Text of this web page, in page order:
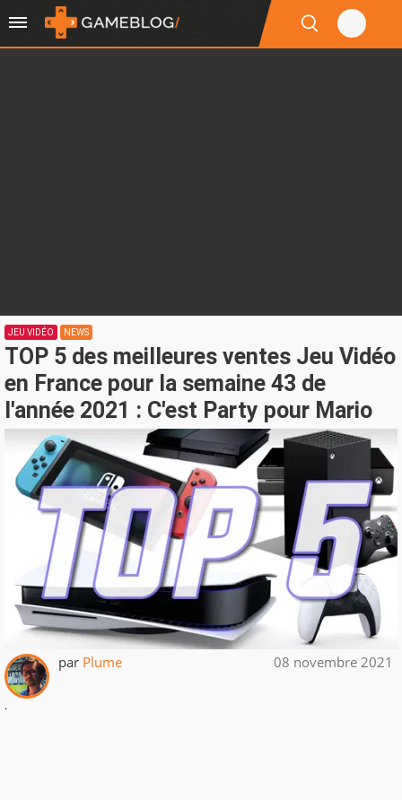
JEU VIDÉO NEWS
TOP 5 des meilleures ventes Jeu Vidéo
en France pour la semaine 43 de
l'année 2021 : C'est Party pour Mario
par Plume 08 novembre 2021
.